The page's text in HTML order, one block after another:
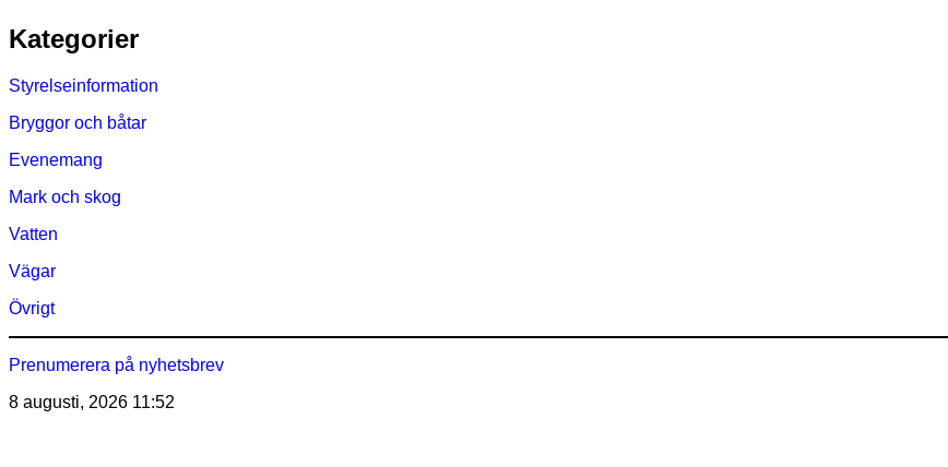
Hoppa
till
Kategorier
Styrelseinformation
Bryggor och båtar
Evenemang
Mark och skog
Vatten
Vägar
Övrigt
Prenumerera på nyhetsbrev
8 augusti, 2026 11:52